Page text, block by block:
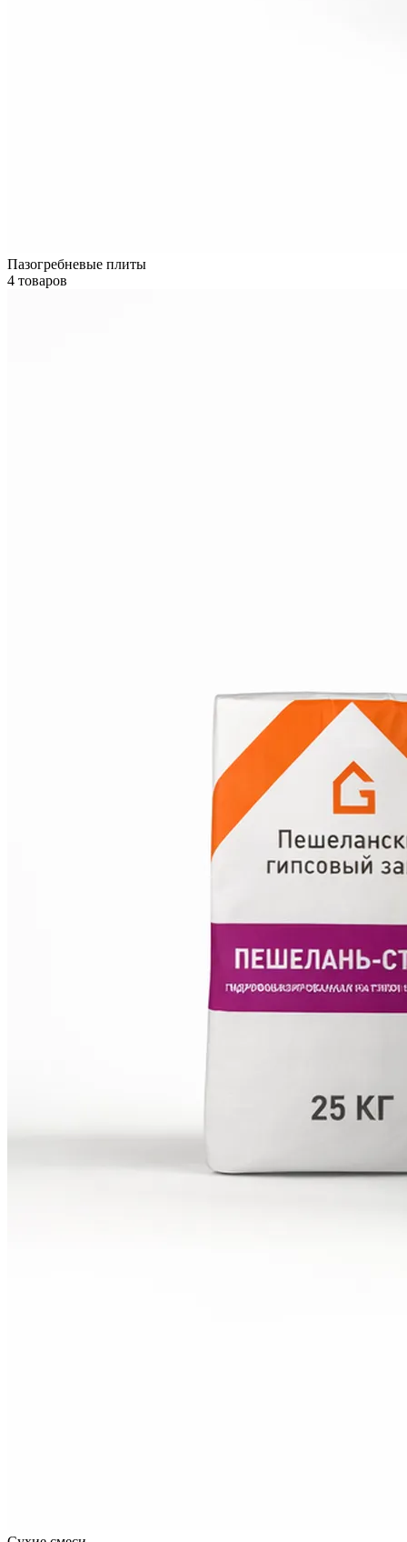
Пазогребневые плиты
4 товаров